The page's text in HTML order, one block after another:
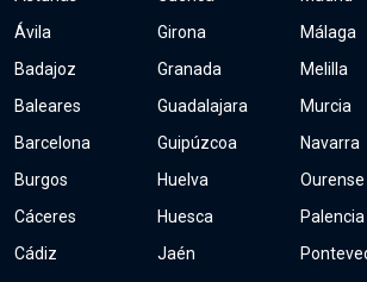
Ávila
Badajoz
Baleares
Barcelona
Burgos
Cáceres
Cádiz
Girona
Granada
Guadalajara
Guipúzcoa
Huelva
Huesca
Jaén
Málaga
Melilla
Murcia
Navarra
Ourense
Palencia